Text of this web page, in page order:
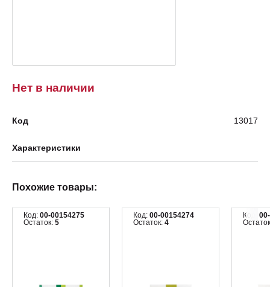
Нет в наличии
Код 13017
Характеристики
Похожие товары:
Код: 00-00154275
Остаток: 5
Код: 00-00154274
Остаток: 4
Код: